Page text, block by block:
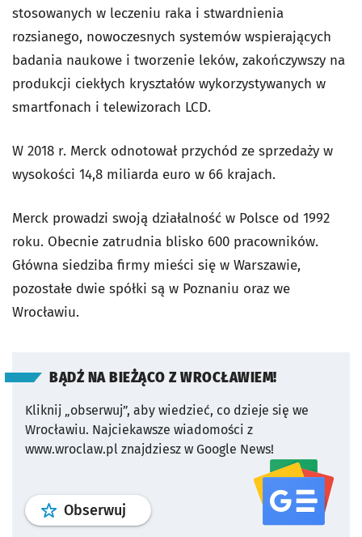
stosowanych w leczeniu raka i stwardnienia
rozsianego, nowoczesnych systemów wspierających
badania naukowe i tworzenie leków, zakończywszy na
produkcji ciekłych kryształów wykorzystywanych w
smartfonach i telewizorach LCD.
W 2018 r. Merck odnotował przychód ze sprzedaży w
wysokości 14,8 miliarda euro w 66 krajach.
Merck prowadzi swoją działalność w Polsce od 1992
roku. Obecnie zatrudnia blisko 600 pracowników.
Główna siedziba firmy mieści się w Warszawie,
pozostałe dwie spółki są w Poznaniu oraz we
Wrocławiu.
BĄDŹ NA BIEŻĄCO Z WROCŁAWIEM!
Kliknij „obserwuj”, aby wiedzieć, co dzieje się we
Wrocławiu. Najciekawsze wiadomości z
www.wroclaw.pl znajdziesz w Google News!
Obserwuj profil serwisu